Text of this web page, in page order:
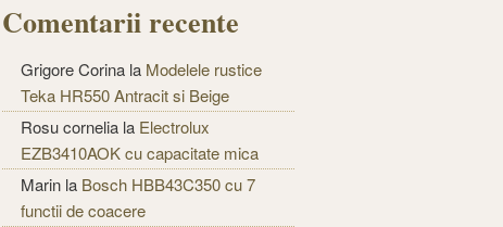
Comentarii recente
Grigore Corina la Modelele rustice
Teka HR550 Antracit si Beige
Rosu cornelia la Electrolux
EZB3410AOK cu capacitate mica
Marin la Bosch HBB43C350 cu 7
functii de coacere